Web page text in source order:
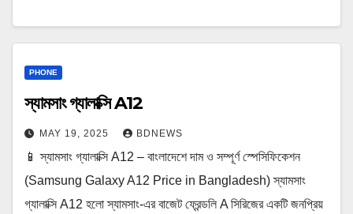
PHONE
স্যামসাং গ্যালাক্সি A12
MAY 19, 2025 BDNEWS
📱 স্যামসাং গ্যালাক্সি A12 – বাংলাদেশে দাম ও সম্পূর্ণ স্পেসিফিকেশন
(Samsung Galaxy A12 Price in Bangladesh) স্যামসাং
গ্যালাক্সি A12 হলো স্যামসাং-এর বাজেট ফ্রেন্ডলি A সিরিজের একটি জনপ্রিয়